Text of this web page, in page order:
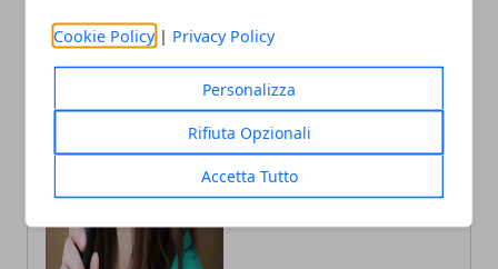
Cookie Policy | Privacy Policy
Personalizza
Rifiuta Opzionali
Accetta Tutto
Autrice di articoli per blog, laureata
in Psicologia con la passione per la
scrittura e le guide How to